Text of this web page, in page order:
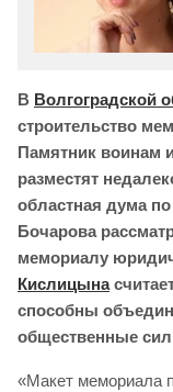
В Волгоградской
строительство
Памятник воинам
разместят
областная дума
Бочарова
мемориалу
Кислицына
способны
общественные
«Макет мемориала